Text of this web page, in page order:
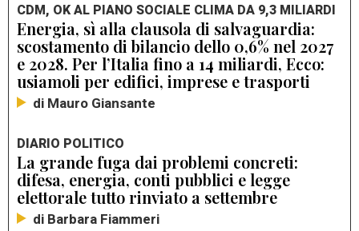
CDM, OK AL PIANO SOCIALE CLIMA DA 9,3 MILIARDI
Energia, sì alla clausola di salvaguardia:
scostamento di bilancio dello 0,6% nel 2027
e 2028. Per l’Italia fino a 14 miliardi, Ecco:
usiamoli per edifici, imprese e trasporti
di Mauro Giansante
DIARIO POLITICO
La grande fuga dai problemi concreti:
difesa, energia, conti pubblici e legge
elettorale tutto rinviato a settembre
di Barbara Fiammeri